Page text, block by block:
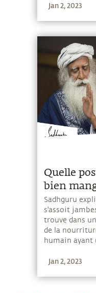
Jan 2, 2023
Quelle
bien
Sadhguru
s'assoit
trouve dans
de la
humain ayant
Jan 2, 2023